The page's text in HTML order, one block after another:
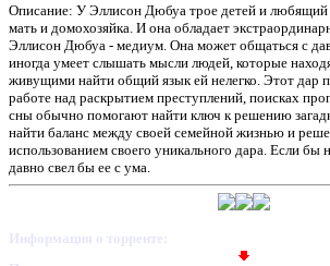
Описание: У Эллисон Дюбуа трое детей и
мать и домохозяйка. И она обладает
Эллисон Дюбуа - медиум. Она может общаться с
иногда умеет слышать мысли людей, которые
живущими найти общий язык ей нелегко. Этот дар
работе над раскрытием преступлений, поисках
сны обычно помогают найти ключ к решению
найти баланс между своей семейной жизнью и
использованием своего уникального дара. Если
давно свел бы ее с ума.
Информация о торренте: